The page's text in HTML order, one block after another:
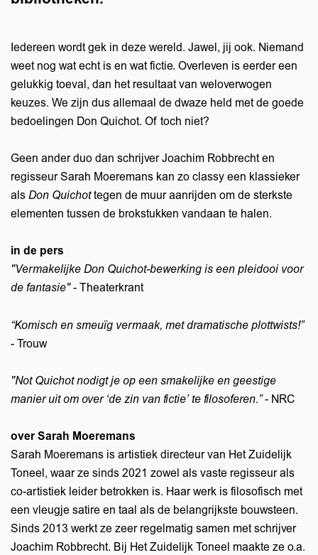
Iedereen wordt gek in deze wereld. Jawel, jij ook. Niemand
weet nog wat echt is en wat fictie. Overleven is eerder een
gelukkig toeval, dan het resultaat van weloverwogen
keuzes. We zijn dus allemaal de dwaze held met de goede
bedoelingen Don Quichot. Of toch niet?
Geen ander duo dan schrijver Joachim Robbrecht en
regisseur Sarah Moeremans kan zo classy een klassieker
als Don Quichottegen de muur aanrijden om de sterkste
elementen tussen de brokstukken vandaan te halen.
in de pers
"Vermakelijke Don Quichot-bewerking is een pleidooi voor
de fantasie"- Theaterkrant
“Komisch en smeuïg vermaak, met dramatische plottwists!”
- Trouw
"Not Quichot nodigt je op een smakelijke en geestige
manier uit om over ‘de zin van fictie’ te filosoferen.”- NRC
over Sarah Moeremans
Sarah Moeremans is artistiek directeur van Het Zuidelijk
Toneel, waar ze sinds 2021 zowel als vaste regisseur als
co-artistiek leider betrokken is. Haar werk is filosofisch met
een vleugje satire en taal als de belangrijkste bouwsteen.
Sinds 2013 werkt ze zeer regelmatig samen met schrijver
Joachim Robbrecht. Bij Het Zuidelijk Toneel maakte ze o.a.